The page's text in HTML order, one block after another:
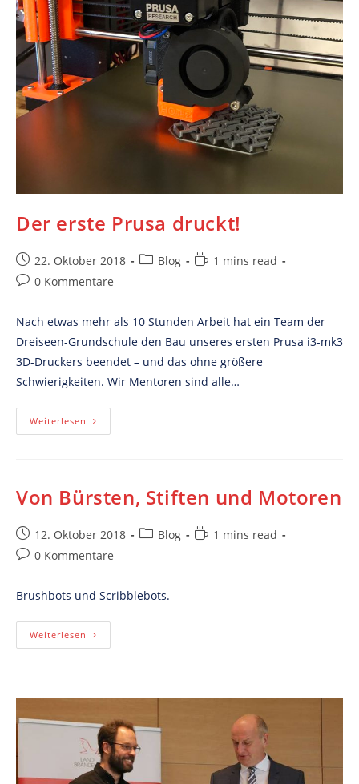
Der erste Prusa druckt!
Post
published:
22. Oktober 2018
PostBlog
Reading
1 mins read
Post0 Kommentare
Nach etwas mehr als 10 Stunden Arbeit hat ein Team der
Dreiseen-Grundschule den Bau unseres ersten Prusa i3-mk3
3D-Druckers beendet – und das ohne größere
Schwierigkeiten. Wir Mentoren sind alle…
Weiterlesen Der
Erste
Von Bürsten, Stiften und Motoren
Post
published:
12. Oktober 2018
PostBlog
Reading
1 mins read
Post0 Kommentare
Brushbots und Scribblebots.
Weiterlesen Von
Bürsten,